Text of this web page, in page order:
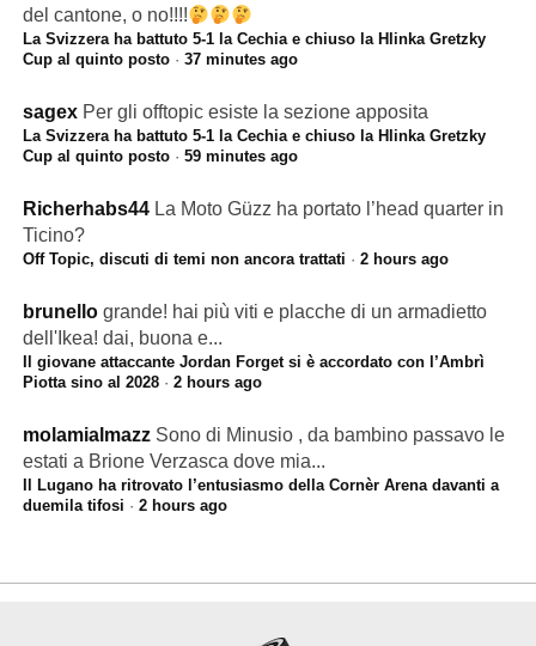
del cantone, o no!!!!
La Svizzera ha battuto 5-1 la Cechia e chiuso la Hlinka Gretzky
Cup al quinto posto· 37 minutes ago
sagex Per gli offtopic esiste la sezione apposita
La Svizzera ha battuto 5-1 la Cechia e chiuso la Hlinka Gretzky
Cup al quinto posto· 59 minutes ago
Richerhabs44 La Moto Güzz ha portato l’head quarter in
Ticino?
Off Topic, discuti di temi non ancora trattati · 2 hours ago
brunello grande! hai più viti e placche di un armadietto
dell'Ikea! dai, buona e...
Il giovane attaccante Jordan Forget si è accordato con l’Ambrì
Piotta sino al 2028· 2 hours ago
molamialmazz Sono di Minusio , da bambino passavo le
estati a Brione Verzasca dove mia...
Il Lugano ha ritrovato l’entusiasmo della Cornèr Arena davanti a
duemila tifosi · 2 hours ago